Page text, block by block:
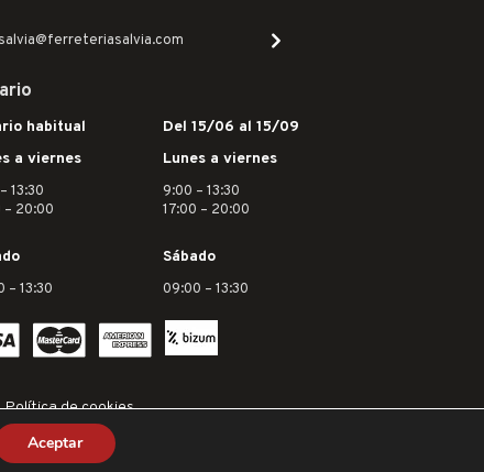
Aceptar
salvia@ferreteriasalvia.com
habitual
a viernes
13:30
– 20:00
– 13:30
Del 15/06 al 15/09
Lunes a viernes
9:00 – 13:30
17:00 – 20:00
Sábado
09:00 – 13:30
Política de cookies